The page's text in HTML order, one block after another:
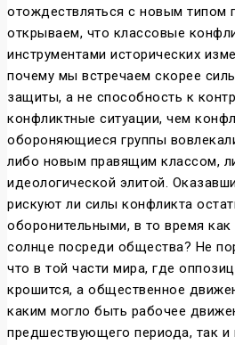
отождествляться с новым типом
открываем, что классовые
инструментами исторических
почему мы встречаем скорее
защиты, а не способность к
конфликтные ситуации, чем
обороняющиеся группы
либо новым правящим классом,
идеологической элитой.
рискуют ли силы конфликта
оборонительными, в то время как
солнце посреди общества? Не
что в той части мира, где
крошится, а общественное
каким могло быть рабочее
предшествующего периода, так и